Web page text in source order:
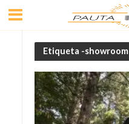
Etiqueta -showroom